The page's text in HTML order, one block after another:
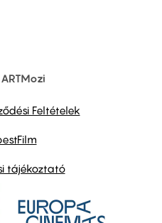
Feltételek
tájékoztató